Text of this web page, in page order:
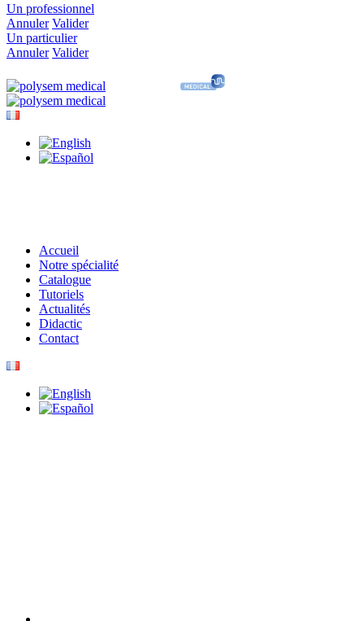
Un professionnel
Annuler Valider
Un particulier
Annuler Valider
Accueil
Notre spécialité
Catalogue
Tutoriels
Actualités
Didactic
Contact